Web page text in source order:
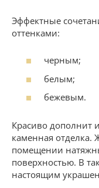
Эффектные
оттенками:
черным;
белым;
бежевым.
Красиво дополнит
каменная отделка.
помещении
поверхностью. В
настоящим